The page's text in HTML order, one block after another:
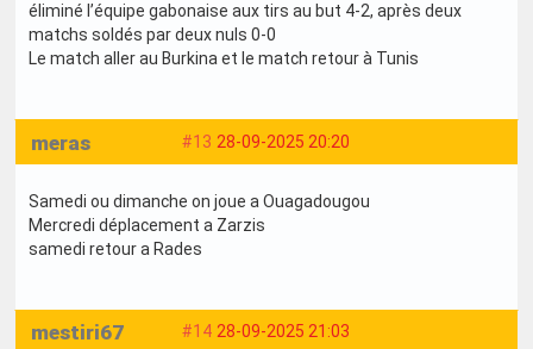
éliminé l’équipe gabonaise aux tirs au but 4-2, après deux
matchs soldés par deux nuls 0-0
Le match aller au Burkina et le match retour à Tunis
#13 28-09-2025 20:20
meras
Samedi ou dimanche on joue a Ouagadougou
Mercredi déplacement a Zarzis
samedi retour a Rades
#14 28-09-2025 21:03
mestiri67